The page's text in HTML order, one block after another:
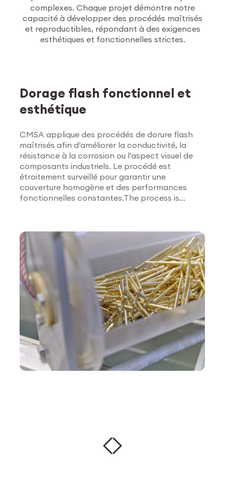
surface
Explorer les traitements
complexes. Chaque projet démontre notre
capacité à développer des procédés maîtrisés
et reproductibles, répondant à des exigences
esthétiques et fonctionnelles strictes.
Dorage flash fonctionnel et
esthétique
CMSA applique des procédés de dorure flash
maîtrisés afin d’améliorer la conductivité, la
résistance à la corrosion ou l’aspect visuel de
composants industriels. Le procédé est
étroitement surveillé pour garantir une
couverture homogène et des performances
fonctionnelles constantes.The process is